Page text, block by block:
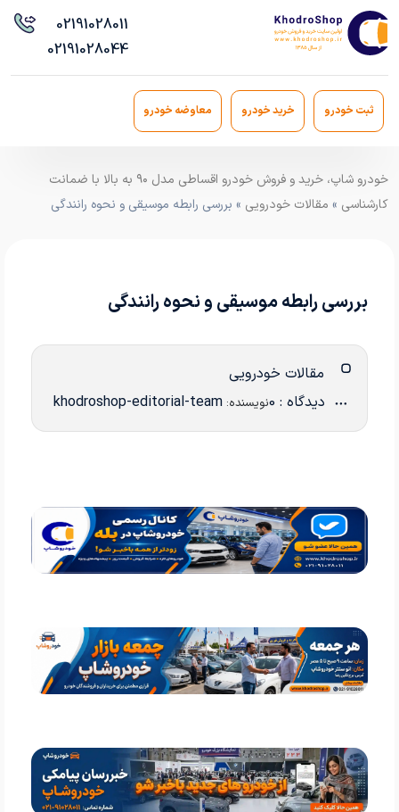
02191028011
02191028044
ثبت خودرو خرید خودرو معاوضه خودرو
خودرو شاپ، خرید و فروش خودرو اقساطی مدل ۹۰ به بالا با ضمانت
کارشناسی » مقالات خودرویی » بررسی رابطه موسیقی و نحوه رانندگی
بررسی رابطه موسیقی و نحوه رانندگی
مقالات خودرویی
دیدگاه : 0 نویسنده: khodroshop-editorial-team